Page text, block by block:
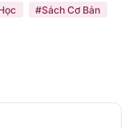
#Sách Cơ Bản